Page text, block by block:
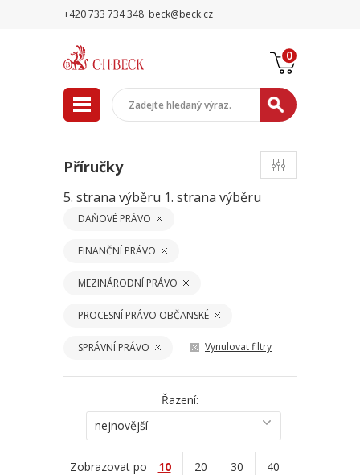
+420 733 734 348 beck@beck.cz
0
Příručky
5. strana výběru 1. strana výběru
DAŇOVÉ PRÁVO
FINANČNÍ PRÁVO
MEZINÁRODNÍ PRÁVO
PROCESNÍ PRÁVO OBČANSKÉ
SPRÁVNÍ PRÁVO Vynulovat filtry
Řazení:
nejnovější
Zobrazovat po 10 20 30 40